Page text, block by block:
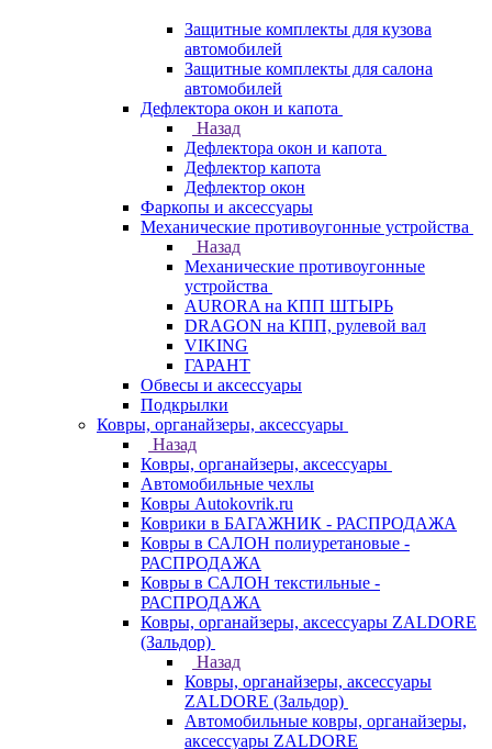
Защитные комплекты для кузова
автомобилей
Защитные комплекты для салона
автомобилей
Дефлектора окон и капота
Назад
Дефлектора окон и капота
Дефлектор капота
Дефлектор окон
Фаркопы и аксессуары
Механические противоугонные устройства
Назад
Механические противоугонные
устройства
AURORA на КПП ШТЫРЬ
DRAGON на КПП, рулевой вал
VIKING
ГАРАНТ
Обвесы и аксессуары
Подкрылки
Ковры, органайзеры, аксессуары
Назад
Ковры, органайзеры, аксессуары
Автомобильные чехлы
Ковры Autokovrik.ru
Коврики в БАГАЖНИК - РАСПРОДАЖА
Ковры в САЛОН полиуретановые -
РАСПРОДАЖА
Ковры в САЛОН текстильные -
РАСПРОДАЖА
Ковры, органайзеры, аксессуары ZALDORE
(Зальдор)
Назад
Ковры, органайзеры, аксессуары
ZALDORE (Зальдор)
Автомобильные ковры, органайзеры,
аксессуары ZALDORE